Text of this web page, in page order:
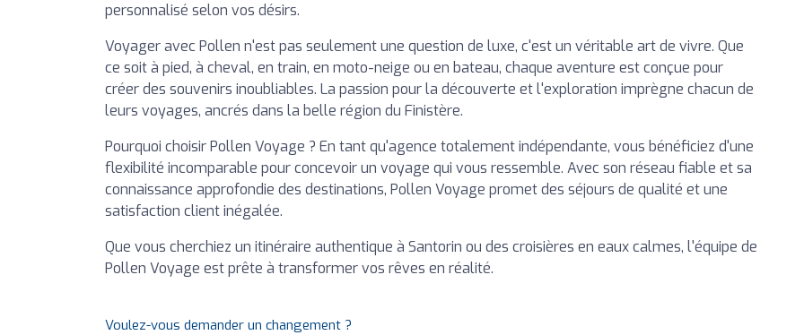
personnalisé selon vos désirs.
Voyager avec Pollen n'est pas seulement une question de luxe, c'est un véritable art de vivre. Que
ce soit à pied, à cheval, en train, en moto-neige ou en bateau, chaque aventure est conçue pour
créer des souvenirs inoubliables. La passion pour la découverte et l'exploration imprègne chacun de
leurs voyages, ancrés dans la belle région du Finistère.
Pourquoi choisir Pollen Voyage ? En tant qu'agence totalement indépendante, vous bénéficiez d'une
flexibilité incomparable pour concevoir un voyage qui vous ressemble. Avec son réseau fiable et sa
connaissance approfondie des destinations, Pollen Voyage promet des séjours de qualité et une
satisfaction client inégalée.
Que vous cherchiez un itinéraire authentique à Santorin ou des croisières en eaux calmes, l'équipe de
Pollen Voyage est prête à transformer vos rêves en réalité.
Voulez-vous demander un changement ?